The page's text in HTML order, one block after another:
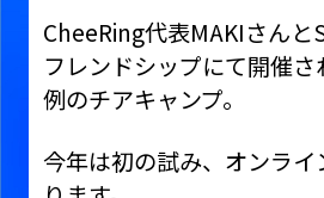
CheeRing代表MAKIさん
フレンドシップにて開催
例のチアキャンプ。
今年は初の試み、オンラ